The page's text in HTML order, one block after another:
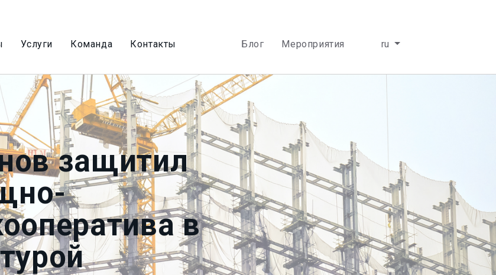
Услуги Команда Контакты Блог Мероприятия ru
защитил
в